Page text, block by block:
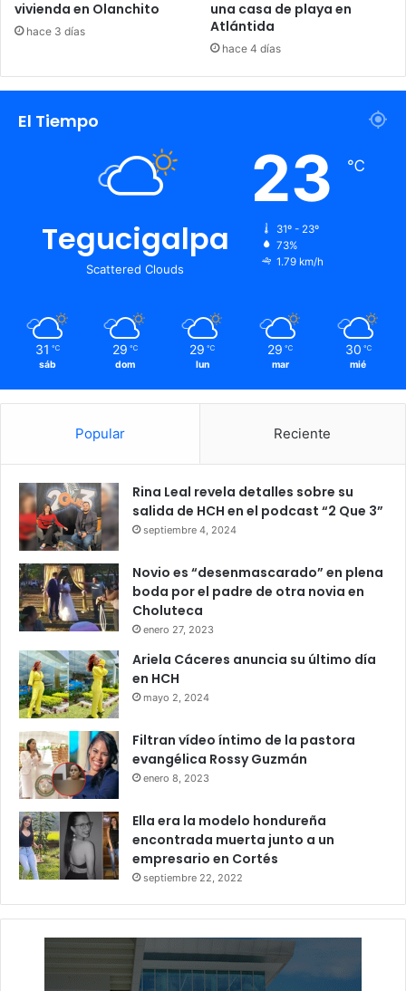
Sujetos Armados Yoro
vivienda en Olanchito
hace 3 días
una casa de playa en
Atlántida
hace 4 días
El Tiempo
Tegucigalpa
Scattered Clouds
23 ℃
31º - 23º
73%
1.79 km/h
31 ℃
sáb
29 ℃
dom
29 ℃
lun
29 ℃
mar
30 ℃
mié
Popular Reciente
Rina Leal revela detalles sobre su
salida de HCH en el podcast “2 Que 3”
septiembre 4, 2024
Novio es “desenmascarado” en plena
boda por el padre de otra novia en
Choluteca
enero 27, 2023
Ariela Cáceres anuncia su último día
en HCH
mayo 2, 2024
Filtran vídeo íntimo de la pastora
evangélica Rossy Guzmán
enero 8, 2023
Ella era la modelo hondureña
encontrada muerta junto a un
empresario en Cortés
septiembre 22, 2022